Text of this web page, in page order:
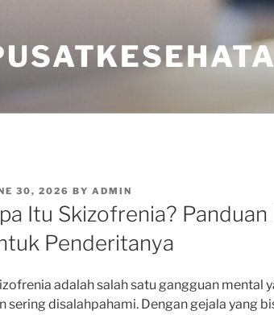
30, 2026 BY ADMIN
Itu Skizofrenia? Panduan
Penderitanya
adalah salah satu gangguan mental
sering disalahpahami. Dengan gejala yang